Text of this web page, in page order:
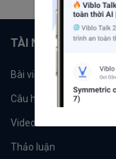
TÀI NGUYÊN
Bài viết
Câu hỏi
Videos
Thảo luận